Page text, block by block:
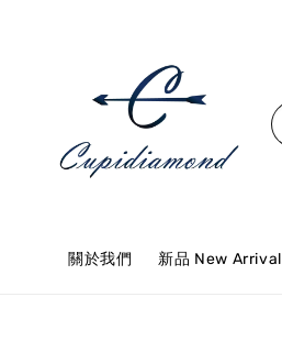
關於我們 新品 New Arrival